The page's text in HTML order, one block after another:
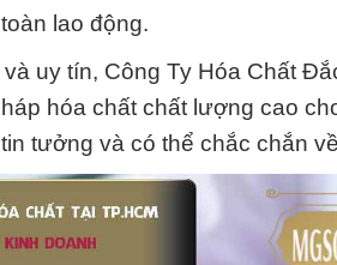
lao động.
uy tín, Công Ty Hóa Chất
hóa chất chất lượng cao
tưởng và có thể chắc chắn